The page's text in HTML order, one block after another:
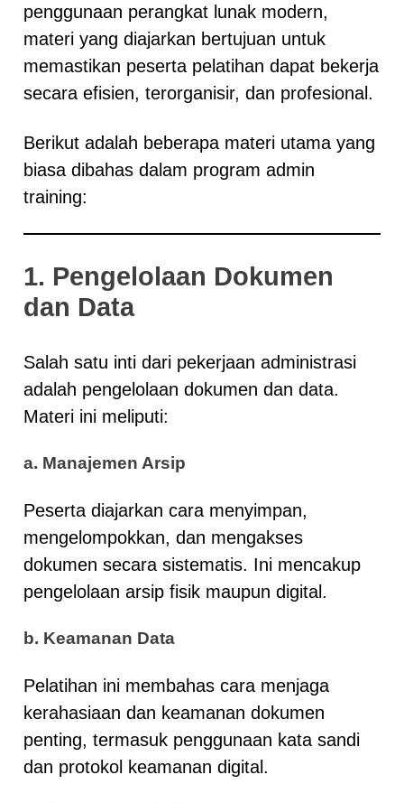
penggunaan perangkat lunak modern,
materi yang diajarkan bertujuan untuk
memastikan peserta pelatihan dapat bekerja
secara efisien, terorganisir, dan profesional.
Berikut adalah beberapa materi utama yang
biasa dibahas dalam program admin
training:
1. Pengelolaan Dokumen
dan Data
Salah satu inti dari pekerjaan administrasi
adalah pengelolaan dokumen dan data.
Materi ini meliputi:
a. Manajemen Arsip
Peserta diajarkan cara menyimpan,
mengelompokkan, dan mengakses
dokumen secara sistematis. Ini mencakup
pengelolaan arsip fisik maupun digital.
b. Keamanan Data
Pelatihan ini membahas cara menjaga
kerahasiaan dan keamanan dokumen
penting, termasuk penggunaan kata sandi
dan protokol keamanan digital.